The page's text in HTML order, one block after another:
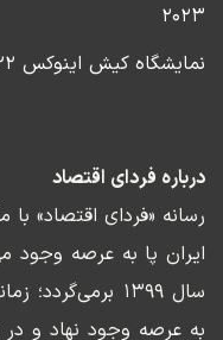
۲۰۲۳
نمایشگاه کیش اینوکس ۲۰۲۲
درباره فردای اقتصاد
رسانه «فردای اقتصاد»
ایران پا به عرصه وجود
سال ۱۳۹۹
به عرصه وجود نهاد و